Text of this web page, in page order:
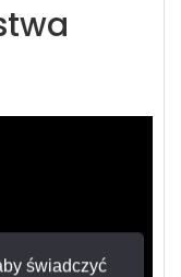
świadczyć